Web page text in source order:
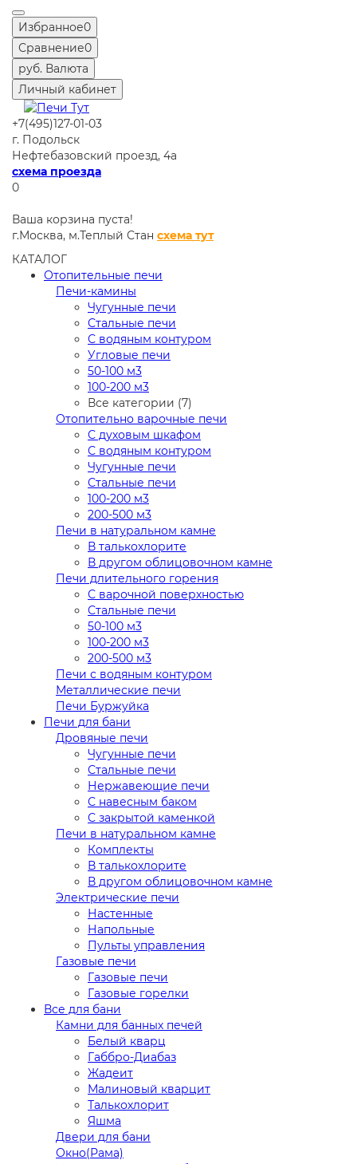
Избранное0
Сравнение0
руб. Валюта
Личный кабинет
+7(495)127-01-03
г. Подольск
Нефтебазовский проезд, 4а
схема проезда
0
Ваша корзина пуста!
г.Москва, м.Теплый Стан схема тут
КАТАЛОГ
Отопительные печи
Печи-камины
Чугунные печи
Стальные печи
С водяным контуром
Угловые печи
50-100 м3
100-200 м3
Все категории (7)
Отопительно варочные печи
С духовым шкафом
С водяным контуром
Чугунные печи
Стальные печи
100-200 м3
200-500 м3
Печи в натуральном камне
В талькохлорите
В другом облицовочном камне
Печи длительного горения
С варочной поверхностью
Стальные печи
50-100 м3
100-200 м3
200-500 м3
Печи с водяным контуром
Металлические печи
Печи Буржуйка
Печи для бани
Дровяные печи
Чугунные печи
Стальные печи
Нержавеющие печи
С навесным баком
С закрытой каменкой
Печи в натуральном камне
Комплекты
В талькохлорите
В другом облицовочном камне
Электрические печи
Настенные
Напольные
Пульты управления
Газовые печи
Газовые печи
Газовые горелки
Все для бани
Камни для банных печей
Белый кварц
Габбро-Диабаз
Жадеит
Малиновый кварцит
Талькохлорит
Яшма
Двери для бани
Окно(Рама)